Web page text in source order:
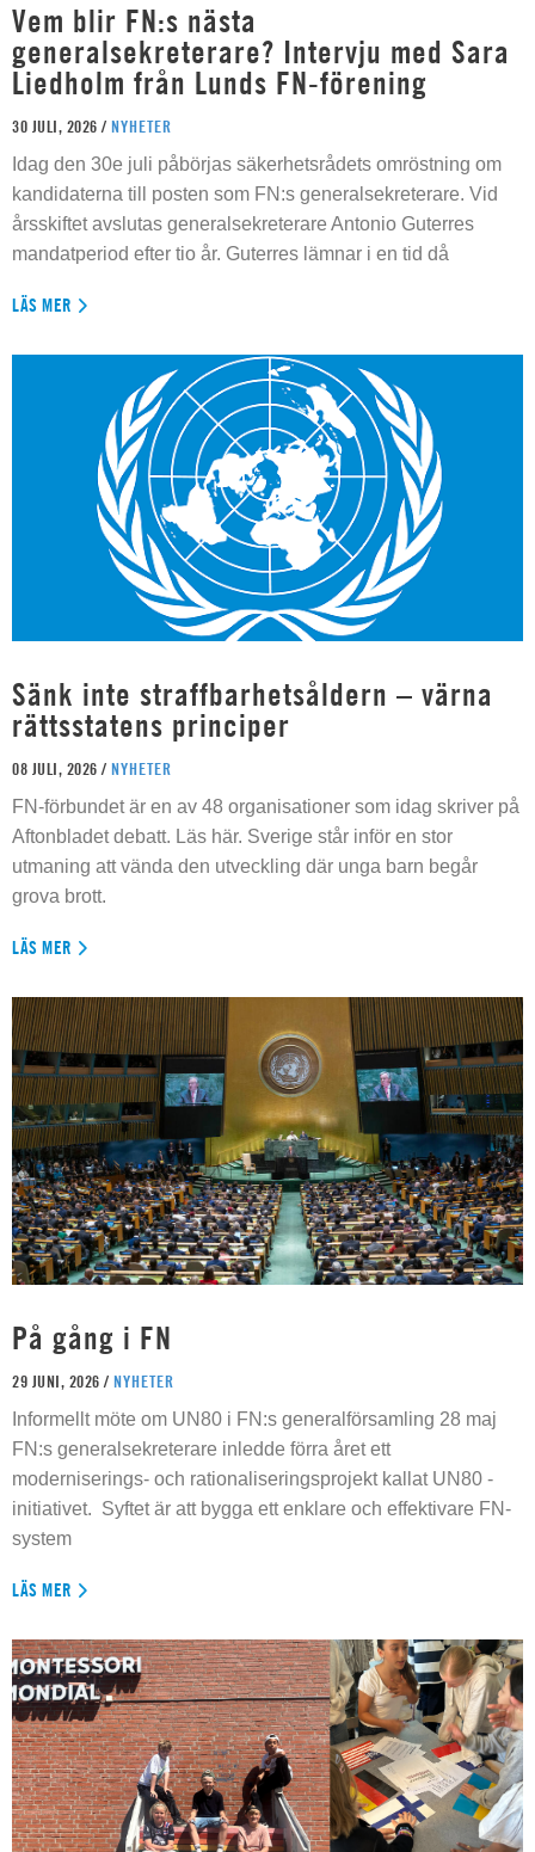
Vem blir FN:s nästa
generalsekreterare? Intervju med Sara
Liedholm från Lunds FN-förening
30 JULI, 2026 / NYHETER
Idag den 30e juli påbörjas säkerhetsrådets omröstning om
kandidaterna till posten som FN:s generalsekreterare. Vid
årsskiftet avslutas generalsekreterare Antonio Guterres
mandatperiod efter tio år. Guterres lämnar i en tid då
LÄS MER
Sänk inte straffbarhetsåldern – värna
rättsstatens principer
08 JULI, 2026 / NYHETER
FN-förbundet är en av 48 organisationer som idag skriver på
Aftonbladet debatt. Läs här. Sverige står inför en stor
utmaning att vända den utveckling där unga barn begår
grova brott.
LÄS MER
På gång i FN
29 JUNI, 2026 / NYHETER
Informellt möte om UN80 i FN:s generalförsamling 28 maj
FN:s generalsekreterare inledde förra året ett
moderniserings- och rationaliseringsprojekt kallat UN80 -
initiativet. Syftet är att bygga ett enklare och effektivare FN-
system
LÄS MER